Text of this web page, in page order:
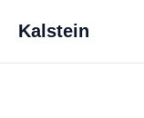
Kalstein